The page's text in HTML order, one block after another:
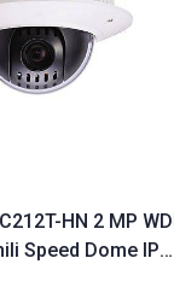
HN 2 MP
Speed Dome IP